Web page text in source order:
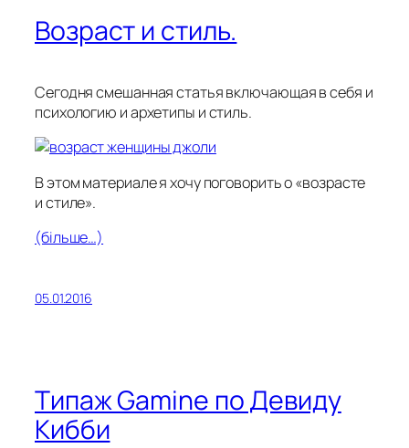
Возраст и стиль.
Сегодня смешанная статья включающая в себя и
психологию и архетипы и стиль.
В этом материале я хочу поговорить о «возрасте
и стиле».
(більше…)
05.01.2016
Типаж Gamine по Девиду
Кибби